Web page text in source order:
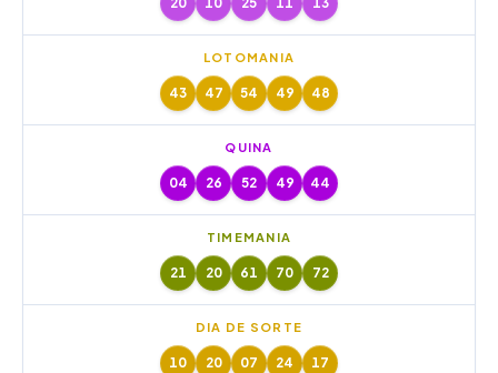
LOTOMANIA
43 47 54 49 48
QUINA
04 26 52 49 44
TIMEMANIA
21 20 61 70 72
DIA DE SORTE
10 20 07 24 17